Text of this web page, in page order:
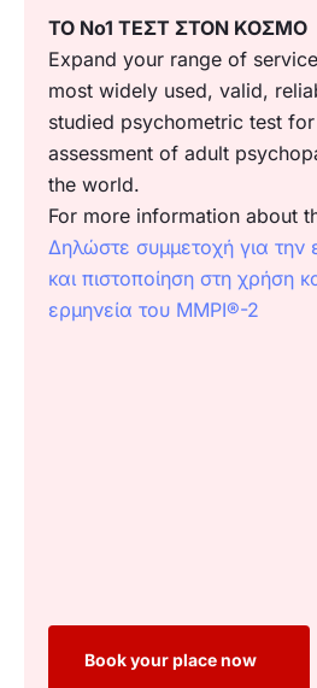
ΤΟ No1 ΤΕΣΤ ΣΤΟΝ ΚΟΣΜΟ
Expand your range of
most widely used, valid,
studied psychometric test
assessment of adult
the world.
For more information about
Δηλώστε συμμετοχή για την
και πιστοποίηση στη χρήση
ερμηνεία του MMPI®-2
Book your place now